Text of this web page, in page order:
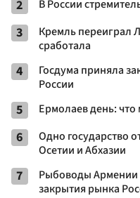
2 В России
3
Кремль переиграл
сработала
4
Госдума приняла
России
5 Ермолаев день: что
6
Одно государство
Осетии и Абхазии
7
Рыбоводы Армении
закрытия рынка